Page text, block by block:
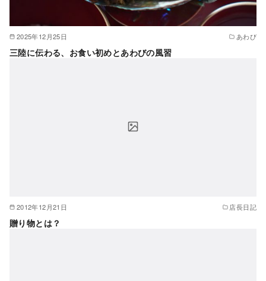
2025年12月25日 あわび
三陸に伝わる、お食い初めとあわびの風習
2012年12月21日 店長日記
贈り物とは？